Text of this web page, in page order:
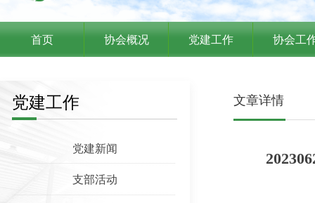
首页 协会概况 党建工作 协会工
文章详情
党建工作
党建新闻
支部活动